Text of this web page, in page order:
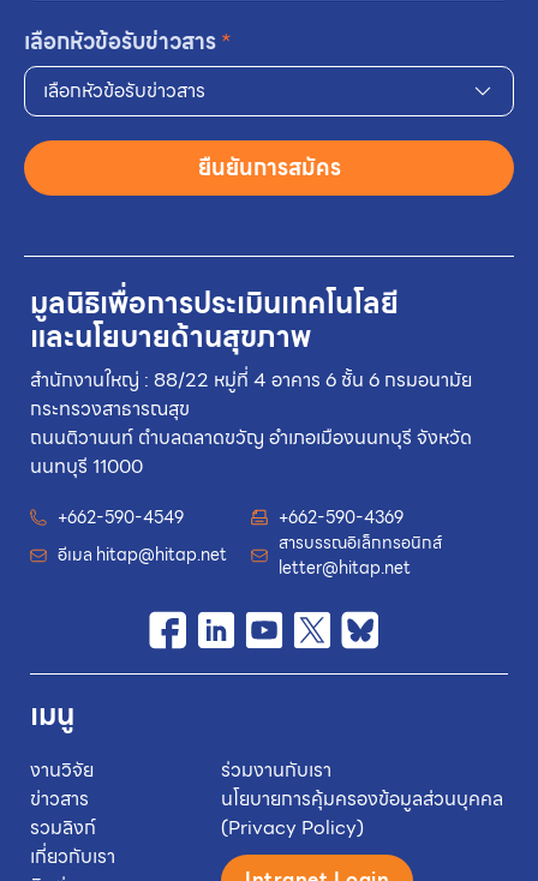
มูลนิธิเพื่อการประเมินเทคโนโลยี
และนโยบายด้านสุขภาพ
สำนักงานใหญ่ : 88/22 หมู่ที่ 4 อาคาร 6 ชั้น 6 กรมอนามัย
กระทรวงสาธารณสุข
ถนนติวานนท์ ตำบลตลาดขวัญ อำเภอเมืองนนทบุรี จังหวัด
นนทบุรี 11000
+662-590-4549
+662-590-4369
อีเมล hitap@hitap.net
สารบรรณอิเล็กทรอนิกส์
letter@hitap.net
เมนู
งานวิจัย
ข่าวสาร
รวมลิงก์
เกี่ยวกับเรา
ร่วมงานกับเรา
นโยบายการคุ้มครองข้อมูลส่วนบุคคล
(Privacy Policy)
เลือกหัวข้อรับข่าวสาร*
เลือกหัวข้อรับข่าวสาร
ยืนยันการสมัคร